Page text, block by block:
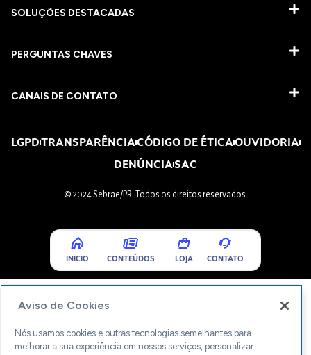
SOLUÇÕES DESTACADAS
PERGUNTAS CHAVES​
CANAIS DE CONTATO
LGPDTRANSPARÊNCIACÓDIGO DE ÉTICAOUVIDORIA
DENÚNCIASAC
© 2024 Sebrae/PR. Todos os direitos reservados.
INICIO CONTEÚDOS LOJA CONTATO
Aviso de Cookies
Nós usamos cookies e outras tecnologias semelhantes para
melhorar a sua experiência em nossos serviços, personalizar